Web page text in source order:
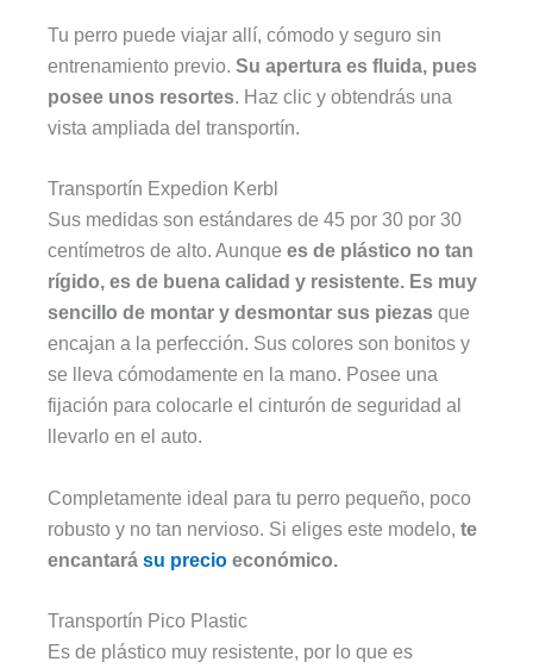
Tu perro puede viajar allí, cómodo y seguro sin
entrenamiento previo. Su apertura es fluida, pues
posee unos resortes. Haz clic y obtendrás una
vista ampliada del transportín.
Transportín Expedion Kerbl
Sus medidas son estándares de 45 por 30 por 30
centímetros de alto. Aunque es de plástico no tan
rígido, es de buena calidad y resistente. Es muy
sencillo de montar y desmontar sus piezas que
encajan a la perfección. Sus colores son bonitos y
se lleva cómodamente en la mano. Posee una
fijación para colocarle el cinturón de seguridad al
llevarlo en el auto.
Completamente ideal para tu perro pequeño, poco
robusto y no tan nervioso. Si eliges este modelo, te
encantará su precio económico.
Transportín Pico Plastic
Es de plástico muy resistente, por lo que es